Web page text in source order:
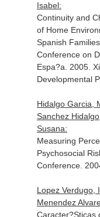
Isabel:
Continuity and
of Home
Spanish
Conference on
Espa?a. 2005.
Developmental
Hidalgo Garcia,
Sanchez
Susana:
Measuring
Psychosocial
Conference.
Lopez Verdugo,
Menendez
Caracter?Sticas